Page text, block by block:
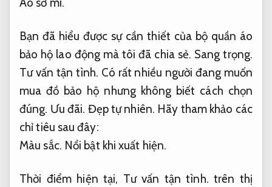
Áo sơ mi.
Bạn đã hiểu được sự cần thiết của bộ quần áo
bảo hộ lao động mà tôi đã chia sẻ. Sang trọng.
Tư vấn tận tình. Có rất nhiều người đang muốn
mua đồ bảo hộ nhưng không biết cách chọn
đúng. Ưu đãi. Đẹp tự nhiên. Hãy tham khảo các
chỉ tiêu sau đây:
Màu sắc. Nổi bật khi xuất hiện.
Thời điểm hiện tại, Tư vấn tận tình. trên thị